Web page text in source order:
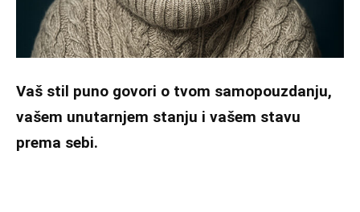
Vaš stil puno govori o tvom samopouzdanju,
vašem unutarnjem stanju i vašem stavu
prema sebi.